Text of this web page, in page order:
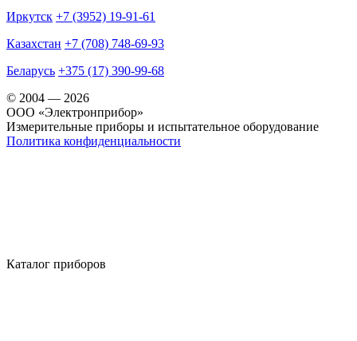
Иркутск +7 (3952) 19-91-61
Казахстан +7 (708) 748-69-93
Беларусь +375 (17) 390-99-68
© 2004 — 2026
OOO «Электронприбор»
Измерительные приборы и испытательное оборудование
Политика конфиденциальности
Каталог приборов